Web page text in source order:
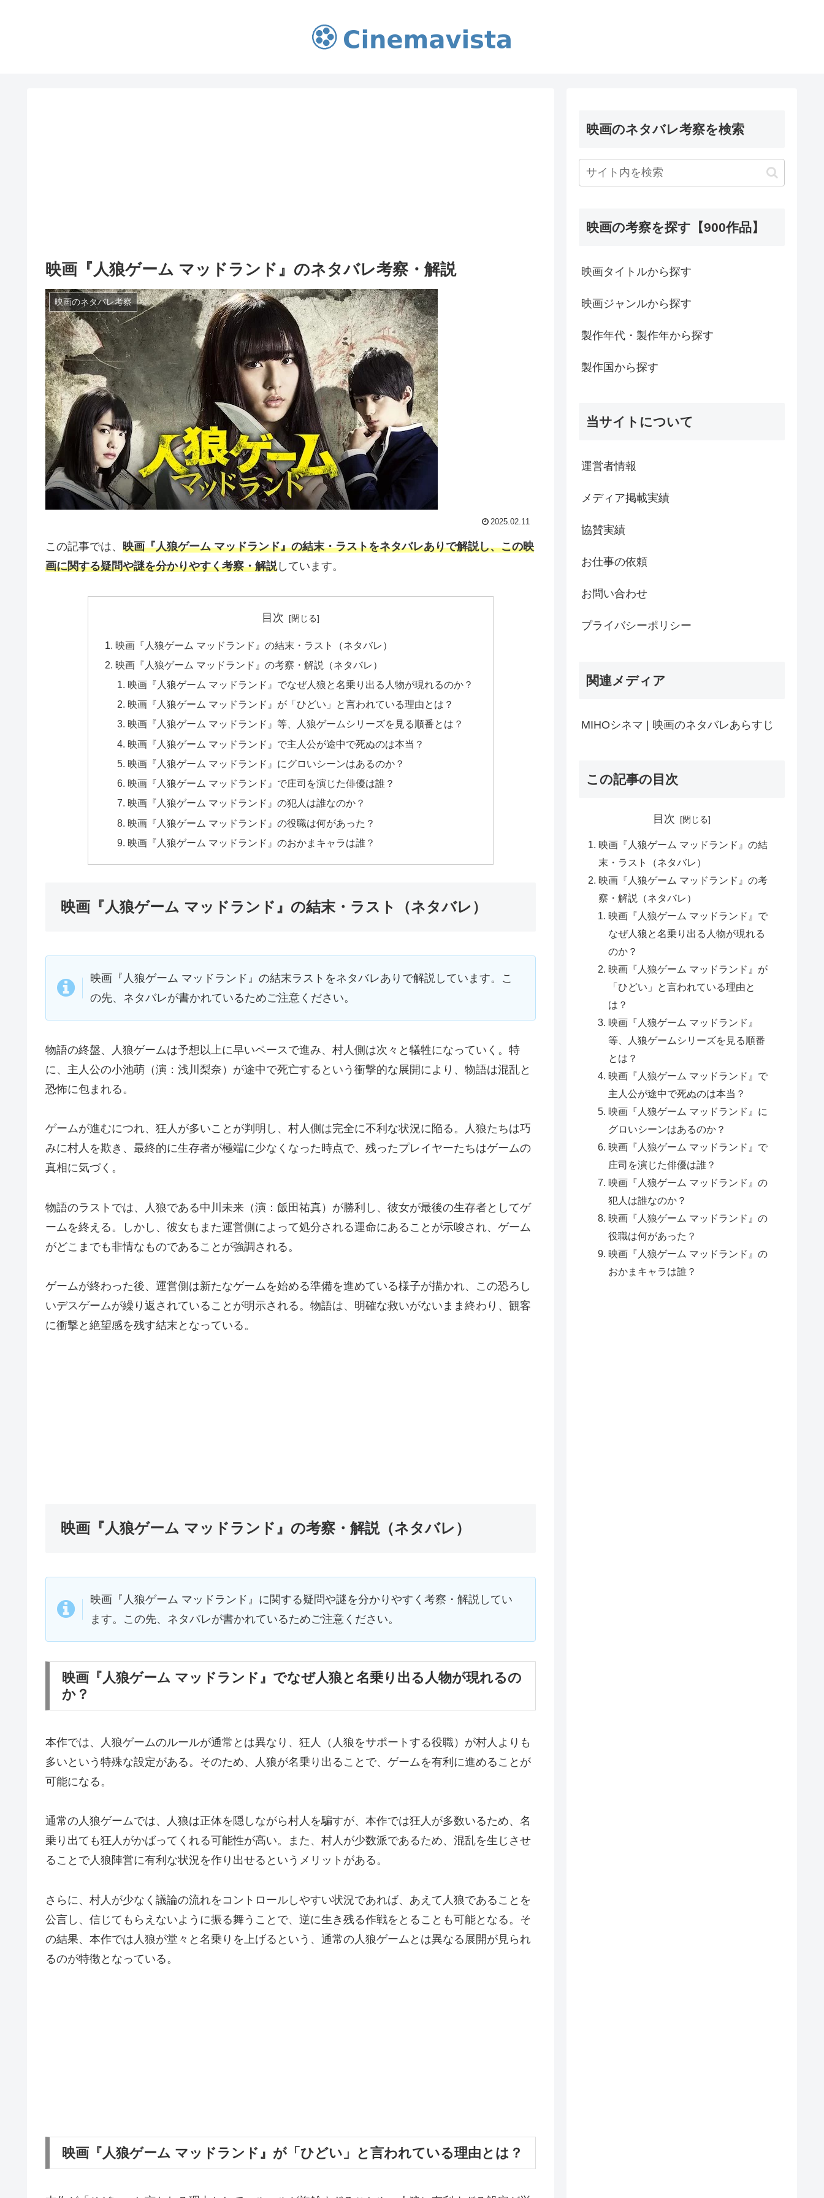
映画『人狼ゲーム マッドランド』のネタバレ考察・解説
映画のネタバレ考察
2025.02.11
この記事では、 映画『人狼ゲーム マッドランド』の結末・ラストをネタバレありで解説し、この映
画に関する疑問や謎を分かりやすく考察・解説しています。
目次
映画『人狼ゲーム マッドランド』の結末・ラスト（ネタバレ）
映画『人狼ゲーム マッドランド』の考察・解説（ネタバレ）
映画『人狼ゲーム マッドランド』でなぜ人狼と名乗り出る人物が現れるのか？
映画『人狼ゲーム マッドランド』が「ひどい」と言われている理由とは？
映画『人狼ゲーム マッドランド』等、人狼ゲームシリーズを見る順番とは？
映画『人狼ゲーム マッドランド』で主人公が途中で死ぬのは本当？
映画『人狼ゲーム マッドランド』にグロいシーンはあるのか？
映画『人狼ゲーム マッドランド』で庄司を演じた俳優は誰？
映画『人狼ゲーム マッドランド』の犯人は誰なのか？
映画『人狼ゲーム マッドランド』の役職は何があった？
映画『人狼ゲーム マッドランド』のおかまキャラは誰？
映画『人狼ゲーム マッドランド』の結末・ラスト（ネタバレ）
映画『人狼ゲーム マッドランド』の結末ラストをネタバレありで解説しています。こ
の先、ネタバレが書かれているためご注意ください。
物語の終盤、人狼ゲームは予想以上に早いペースで進み、村人側は次々と犠牲になっていく。特
に、主人公の小池萌（演：浅川梨奈）が途中で死亡するという衝撃的な展開により、物語は混乱と
恐怖に包まれる。
ゲームが進むにつれ、狂人が多いことが判明し、村人側は完全に不利な状況に陥る。人狼たちは巧
みに村人を欺き、最終的に生存者が極端に少なくなった時点で、残ったプレイヤーたちはゲームの
真相に気づく。
物語のラストでは、人狼である中川未来（演：飯田祐真）が勝利し、彼女が最後の生存者としてゲ
ームを終える。しかし、彼女もまた運営側によって処分される運命にあることが示唆され、ゲーム
がどこまでも非情なものであることが強調される。
ゲームが終わった後、運営側は新たなゲームを始める準備を進めている様子が描かれ、この恐ろし
いデスゲームが繰り返されていることが明示される。物語は、明確な救いがないまま終わり、観客
に衝撃と絶望感を残す結末となっている。
映画『人狼ゲーム マッドランド』の考察・解説（ネタバレ）
映画『人狼ゲーム マッドランド』に関する疑問や謎を分かりやすく考察・解説してい
ます。この先、ネタバレが書かれているためご注意ください。
映画『人狼ゲーム マッドランド』でなぜ人狼と名乗り出る人物が現れるの
か？
本作では、人狼ゲームのルールが通常とは異なり、狂人（人狼をサポートする役職）が村人よりも
多いという特殊な設定がある。そのため、人狼が名乗り出ることで、ゲームを有利に進めることが
可能になる。
通常の人狼ゲームでは、人狼は正体を隠しながら村人を騙すが、本作では狂人が多数いるため、名
乗り出ても狂人がかばってくれる可能性が高い。また、村人が少数派であるため、混乱を生じさせ
ることで人狼陣営に有利な状況を作り出せるというメリットがある。
さらに、村人が少なく議論の流れをコントロールしやすい状況であれば、あえて人狼であることを
公言し、信じてもらえないように振る舞うことで、逆に生き残る作戦をとることも可能となる。そ
の結果、本作では人狼が堂々と名乗りを上げるという、通常の人狼ゲームとは異なる展開が見られ
るのが特徴となっている。
映画『人狼ゲーム マッドランド』が「ひどい」と言われている理由とは？
映画のネタバレ考察を検索
映画の考察を探す【900作品】
映画タイトルから探す
映画ジャンルから探す
製作年代・製作年から探す
製作国から探す
当サイトについて
運営者情報
メディア掲載実績
協賛実績
お仕事の依頼
お問い合わせ
プライバシーポリシー
関連メディア
MIHOシネマ | 映画のネタバレあらすじ
この記事の目次
目次
映画『人狼ゲーム マッドランド』の結
末・ラスト（ネタバレ）
映画『人狼ゲーム マッドランド』の考
察・解説（ネタバレ）
映画『人狼ゲーム マッドランド』で
なぜ人狼と名乗り出る人物が現れる
のか？
映画『人狼ゲーム マッドランド』が
「ひどい」と言われている理由と
は？
映画『人狼ゲーム マッドランド』
等、人狼ゲームシリーズを見る順番
とは？
映画『人狼ゲーム マッドランド』で
主人公が途中で死ぬのは本当？
映画『人狼ゲーム マッドランド』に
グロいシーンはあるのか？
映画『人狼ゲーム マッドランド』で
庄司を演じた俳優は誰？
映画『人狼ゲーム マッドランド』の
犯人は誰なのか？
映画『人狼ゲーム マッドランド』の
役職は何があった？
映画『人狼ゲーム マッドランド』の
おかまキャラは誰？